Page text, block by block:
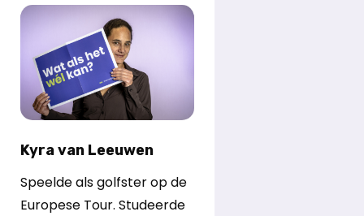
Kyra van Leeuwen
Speelde als golfster op de
Europese Tour. Studeerde